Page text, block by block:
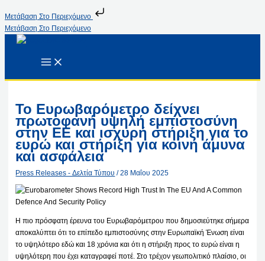
Μετάβαση Στο Περιεχόμενο
Μετάβαση Στο Περιεχόμενο
Το Ευρωβαρόμετρο δείχνει
πρωτοφανή υψηλή εμπιστοσύνη
στην ΕΕ και ισχυρή στήριξη για το
ευρώ και στήριξη για κοινή άμυνα
και ασφάλεια
Press Releases - Δελτία Τύπου /28 Μαΐου 2025
Η πιο πρόσφατη έρευνα του Ευρωβαρόμετρου που δημοσιεύτηκε σήμερα
αποκαλύπτει ότι το επίπεδο εμπιστοσύνης στην Ευρωπαϊκή Ένωση είναι
το υψηλότερο εδώ και 18 χρόνια και ότι η στήριξη προς το ευρώ είναι η
υψηλότερη που έχει καταγραφεί ποτέ. Στο τρέχον γεωπολιτικό πλαίσιο, οι